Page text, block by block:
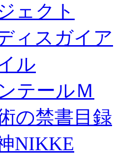
ェクト
ィスガイア
ル
テールＭ
の禁書目録
NIKKE